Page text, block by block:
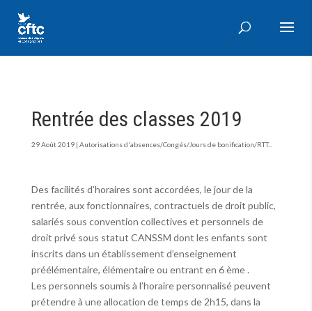
Rentrée des classes 2019
29 Août 2019| Autorisations d'absences/Congés/Jours de bonification/RTT...
Des facilités d’horaires sont accordées, le jour de la
rentrée, aux fonctionnaires, contractuels de droit public,
salariés sous convention collectives et personnels de
droit privé sous statut CANSSM dont les enfants sont
inscrits dans un établissement d’enseignement
préélémentaire, élémentaire ou entrant en 6 ème .
Les personnels soumis à l’horaire personnalisé peuvent
prétendre à une allocation de temps de 2h15, dans la